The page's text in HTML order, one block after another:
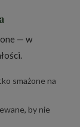
— w
smażone na
by nie